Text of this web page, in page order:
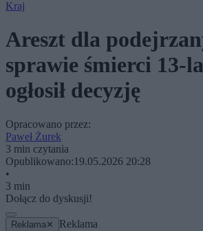
Kraj
Areszt dla
sprawie śmierci 13-
ogłosił decyzję
Opracowano przez:
Paweł Żurek
3 min czytania
Opublikowano:19.05.2026 20:28
•
3 min
Dołącz do dyskusji!
Reklama ✕ Reklama